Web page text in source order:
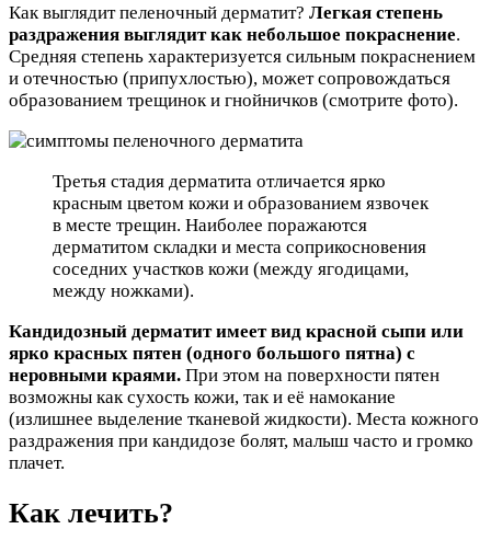
Как выглядит пеленочный дерматит? Легкая степень
раздражения выглядит как небольшое покраснение.
Средняя степень характеризуется сильным покраснением
и отечностью (припухлостью), может сопровождаться
образованием трещинок и гнойничков (смотрите фото).
Третья стадия дерматита отличается ярко
красным цветом кожи и образованием язвочек
в месте трещин. Наиболее поражаются
дерматитом складки и места соприкосновения
соседних участков кожи (между ягодицами,
между ножками).
Кандидозный дерматит имеет вид красной сыпи или
ярко красных пятен (одного большого пятна) с
неровными краями. При этом на поверхности пятен
возможны как сухость кожи, так и её намокание
(излишнее выделение тканевой жидкости). Места кожного
раздражения при кандидозе болят, малыш часто и громко
плачет.
Как лечить?